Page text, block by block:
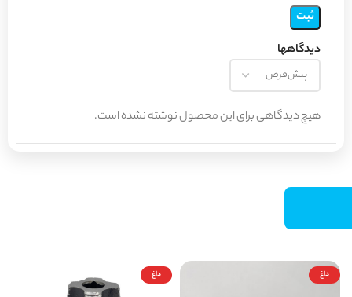
دیدگاهها
هیچ دیدگاهی برای این محصول نوشته نشده است.
داغ داغ